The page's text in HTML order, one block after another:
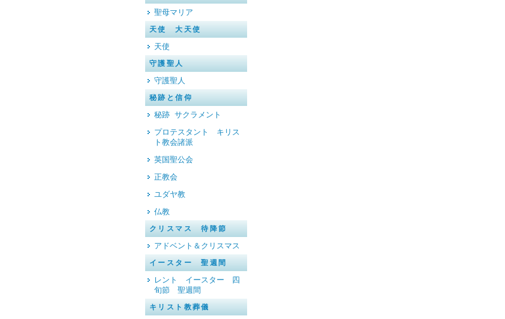
聖母マリア
天使 大天使
天使
守護聖人
守護聖人
秘跡と信仰
秘跡 サクラメント
プロテスタント キリス
ト教会諸派
英国聖公会
正教会
ユダヤ教
仏教
クリスマス 待降節
アドベント＆クリスマス
イースター 聖週間
レント イースター 四
旬節 聖週間
キリスト教葬儀